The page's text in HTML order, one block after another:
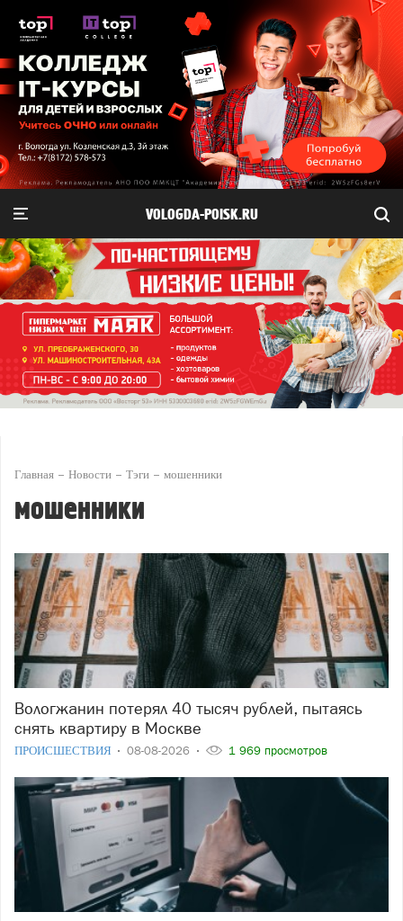
VOLOGDA-POISK.RU
Главная Новости Тэги мошенники
мошенники
Вологжанин потерял 40 тысяч рублей, пытаясь
снять квартиру в Москве
ПРОИСШЕСТВИЯ 08-08-2026 1 969 просмотров